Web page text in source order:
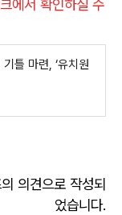
에서 확인하실 수
틀 마련, ‘유치원
의견으로 작성되
었습니다.